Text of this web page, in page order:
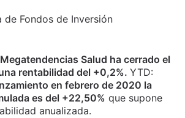
de Fondos de Inversión
Salud ha cerrado el
rentabilidad del +0,2%. YTD:
en febrero de 2020 la
es del +22,50% que supone
anualizada.